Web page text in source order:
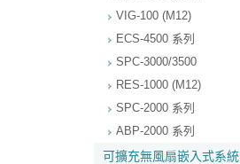
VIG-100 (M12)
ECS-4500 系列
SPC-3000/3500
RES-1000 (M12)
SPC-2000 系列
ABP-2000 系列
可擴充無風扇嵌入式系統